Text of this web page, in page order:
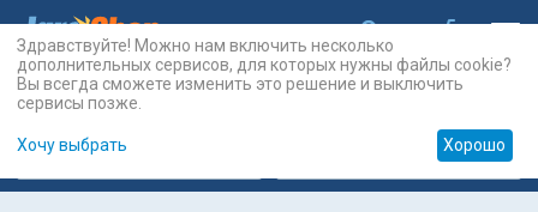
Карты Prepaid
Здравствуйте! Можно нам включить несколько
дополнительных сервисов, для которых нужны файлы cookie?
Вы всегда сможете изменить это решение и выключить
сервисы позже.
Хочу выбрать Хорошо